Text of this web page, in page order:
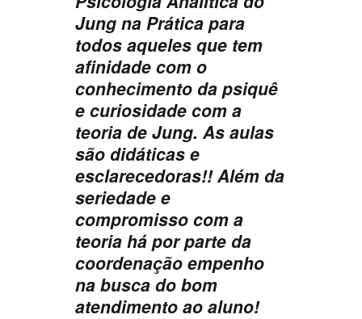
Jung na Prática para
todos aqueles que tem
afinidade com o
conhecimento da psiquê
e curiosidade com a
teoria de Jung. As aulas
são didáticas e
esclarecedoras!! Além da
seriedade e
compromisso com a
teoria há por parte da
coordenação empenho
na busca do bom
atendimento ao aluno!